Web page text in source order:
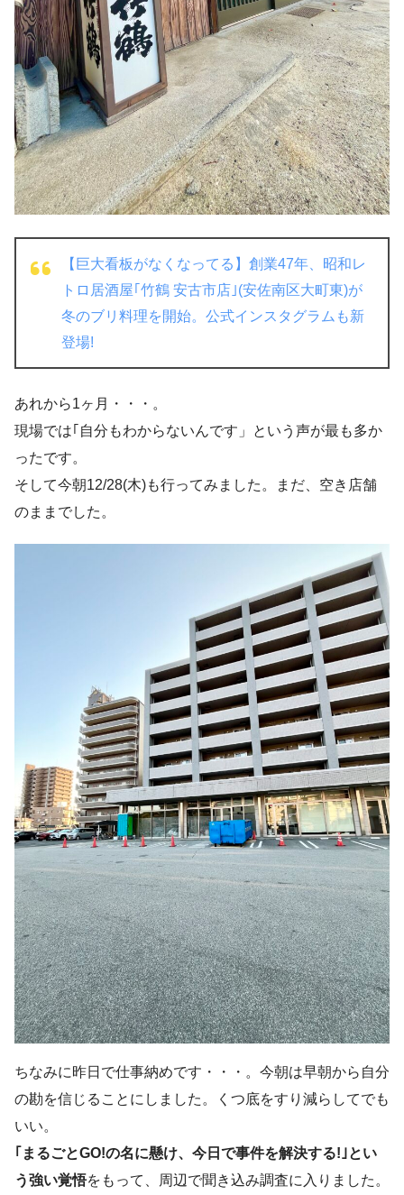
【巨大看板がなくなってる】創業47年、昭和レ
トロ居酒屋｢竹鶴 安古市店｣(安佐南区大町東)が
冬のブリ料理を開始。公式インスタグラムも新
登場!
あれから1ヶ月・・・。
現場では｢自分もわからないんです」という声が最も多か
ったです。
そして今朝12/28(木)も行ってみました。まだ、空き店舗
のままでした。
ちなみに昨日で仕事納めです・・・。今朝は早朝から自分
の勘を信じることにしました。くつ底をすり減らしてでも
いい。
｢まるごとGO!の名に懸け、今日で事件を解決する!｣とい
う強い覚悟をもって、周辺で聞き込み調査に入りました。